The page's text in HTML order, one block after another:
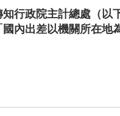
知行政院主計總處（以
國內出差以機關所在地